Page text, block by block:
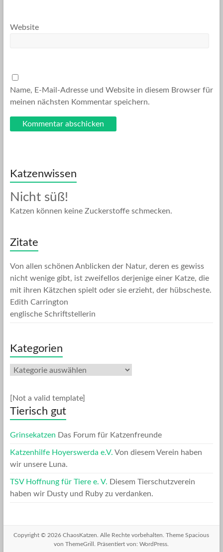
Website
Name, E-Mail-Adresse und Website in diesem Browser für
meinen nächsten Kommentar speichern.
Katzenwissen
Nicht süß!
Katzen können keine Zuckerstoffe schmecken.
Zitate
Von allen schönen Anblicken der Natur, deren es gewiss
nicht wenige gibt, ist zweifellos derjenige einer Katze, die
mit ihren Kätzchen spielt oder sie erzieht, der hübscheste.
Edith Carrington
englische Schriftstellerin
Kategorien
Kategorien
[Not a valid template]
Tierisch gut
Grinsekatzen Das Forum für Katzenfreunde
Katzenhilfe Hoyerswerda e.V. Von diesem Verein haben
wir unsere Luna.
TSV Hoffnung für Tiere e. V. Diesem Tierschutzverein
haben wir Dusty und Ruby zu verdanken.
Copyright © 2026ChaosKatzen . Alle Rechte vorbehalten. ThemeSpacious
von ThemeGrill. Präsentiert von:WordPress